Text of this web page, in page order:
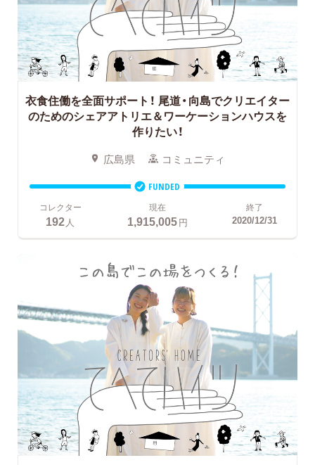
衣食住働を全面サポート！ 尾道・向島でクリエイター
のためのシェアアトリエ＆ワーケーションハウスを
作りたい！
広島県 コミュニティ
FUNDED
コレクター
192人
現在
1,915,005円
終了
2020/12/31